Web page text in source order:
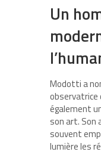
Un
Modotti a
observatrice
également
son art. Son
souvent
lumière les